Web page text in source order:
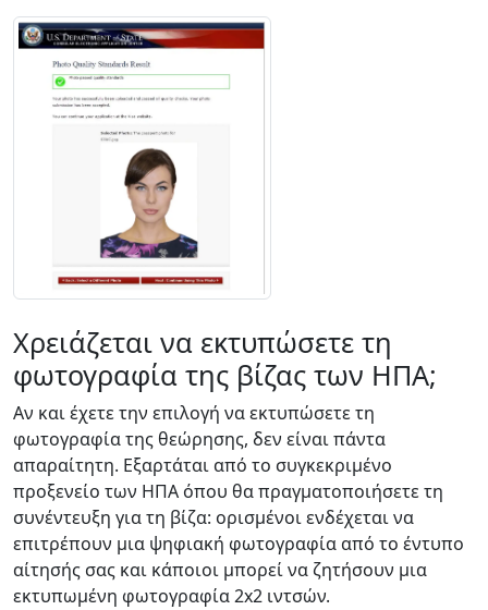
Χρειάζεται να εκτυπώσετε τη
φωτογραφία της βίζας των ΗΠΑ;
Αν και έχετε την επιλογή να εκτυπώσετε τη
φωτογραφία της θεώρησης, δεν είναι πάντα
απαραίτητη. Εξαρτάται από το συγκεκριμένο
προξενείο των ΗΠΑ όπου θα πραγματοποιήσετε τη
συνέντευξη για τη βίζα: ορισμένοι ενδέχεται να
επιτρέπουν μια ψηφιακή φωτογραφία από το έντυπο
αίτησής σας και κάποιοι μπορεί να ζητήσουν μια
εκτυπωμένη φωτογραφία 2x2 ιντσών.